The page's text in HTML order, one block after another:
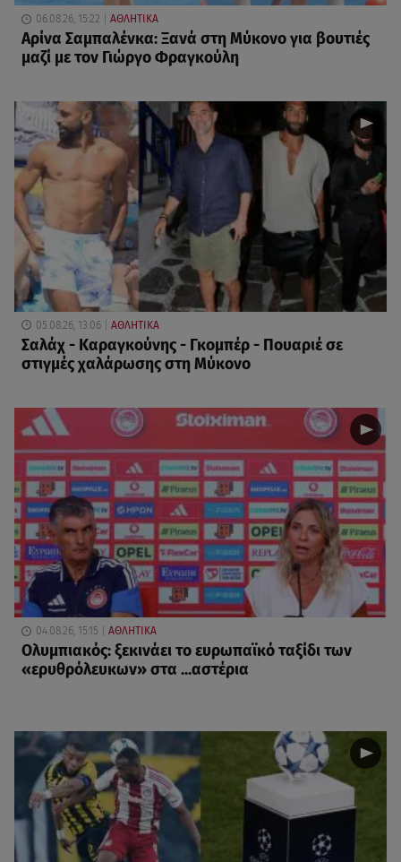
06.08.26, 15:22 ΑΘΛΗΤΙΚΑ
Αρίνα Σαμπαλένκα: Ξανά στη Μύκονο για βουτιές
μαζί με τον Γιώργο Φραγκούλη
05.08.26, 13:06 ΑΘΛΗΤΙΚΑ
Σαλάχ - Καραγκούνης - Γκομπέρ - Πουαριέ σε
στιγμές χαλάρωσης στη Μύκονο
04.08.26, 15:15 ΑΘΛΗΤΙΚΑ
Ολυμπιακός: ξεκινάει το ευρωπαϊκό ταξίδι των
«ερυθρόλευκων» στα ...αστέρια